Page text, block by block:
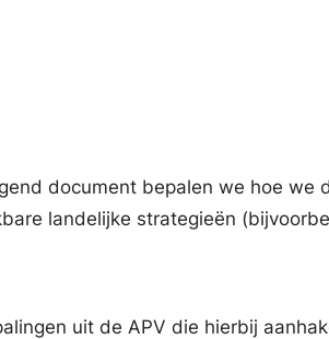
document bepalen we hoe we
landelijke strategieën
uit de APV die hierbij